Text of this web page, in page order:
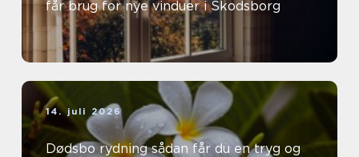
får brug for nye vinduer i Skodsborg
14. juli 2026
Dødsbo rydning sådan får du en tryg og